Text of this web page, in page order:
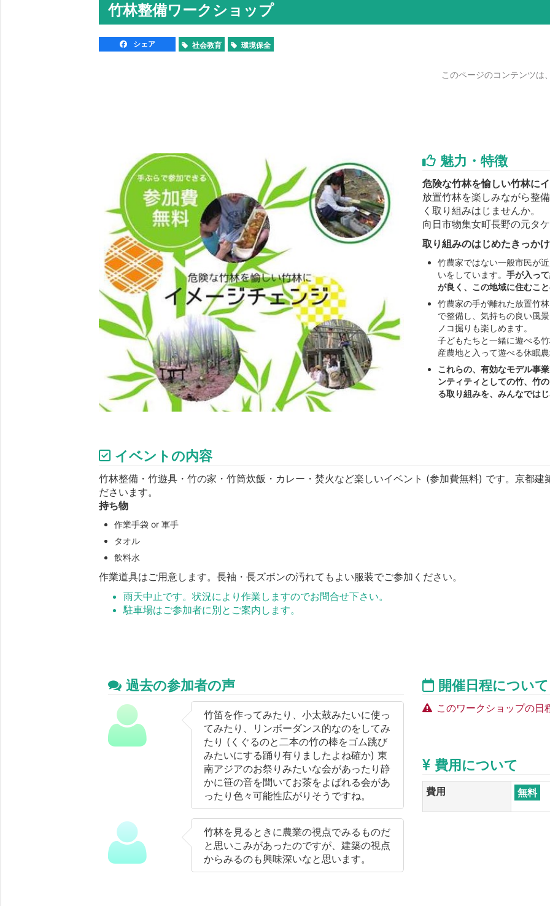
竹林整備ワークショップ
シェア 社会教育 環境保全
このページのコンテンツは、
魅力・特徴
危険な竹林を愉しい竹林に
放置竹林を楽しみながら整
く取り組みはじませんか。
向日市物集女町長野の元タケ
取り組みのはじめたきっか
竹農家ではない一般市民が
いをしています。 手が入っ
が良く、この地域に住むこと
竹農家の手が離れた放置竹
で整備し、気持ちの良い風
ノコ掘りも楽しめます。
子どもたちと一緒に遊べる
産農地と入って遊べる休眠
これらの、有効なモデル事
ンティティとしての竹、竹
る取り組みを、みんなではじ
イベントの内容
竹林整備・竹遊具・竹の家・竹筒炊飯・カレー・焚火など楽しいイベント (参加費無料) です。京都建
ださいます。
持ち物
作業手袋 or 軍手
タオル
飲料水
作業道具はご用意します。長袖・長ズボンの汚れてもよい服装でご参加ください。
雨天中止です。状況により作業しますのでお問合せ下さい。
駐車場はご参加者に別とご案内します。
過去の参加者の声
竹笛を作ってみたり、小太鼓みたいに使っ
てみたり、リンボーダンス的なのをしてみ
たり (くぐるのと二本の竹の棒をゴム跳び
みたいにする踊り有りましたよね確か) 東
南アジアのお祭りみたいな会があったり静
かに笹の音を聞いてお茶をよばれる会があ
ったり色々可能性広がりそうですね。
竹林を見るときに農業の視点でみるものだ
と思いこみがあったのですが、建築の視点
からみるのも興味深いなと思います。
開催日程について
このワークショップの日
費用について
費用 無料